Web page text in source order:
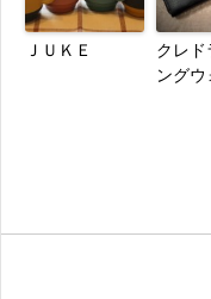
ＪＵＫＥ
クレ
ングウ